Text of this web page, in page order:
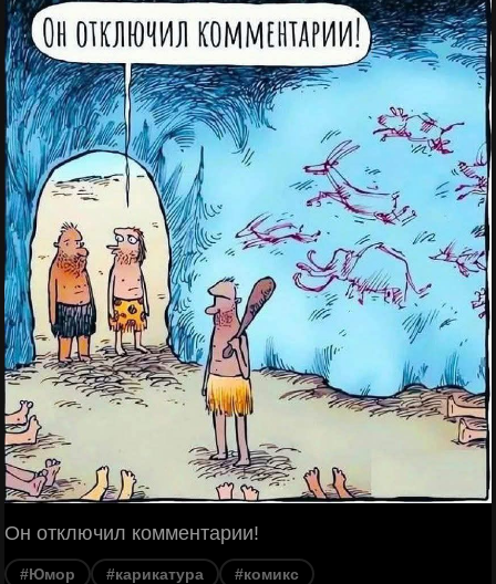
Он отключил комментарии!
#Юмор #карикатура #комикс